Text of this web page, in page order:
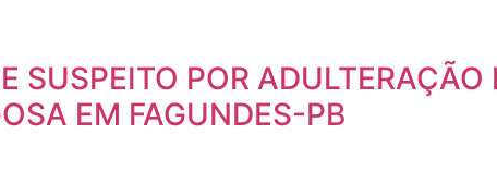
SUSPEITO POR
EM FAGUNDES-PB